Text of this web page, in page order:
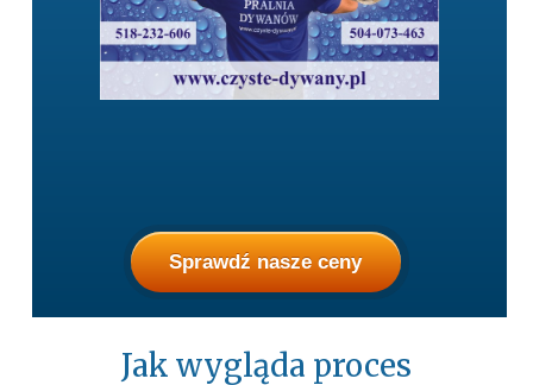
Sprawdź nasze ceny
Jak wygląda proces